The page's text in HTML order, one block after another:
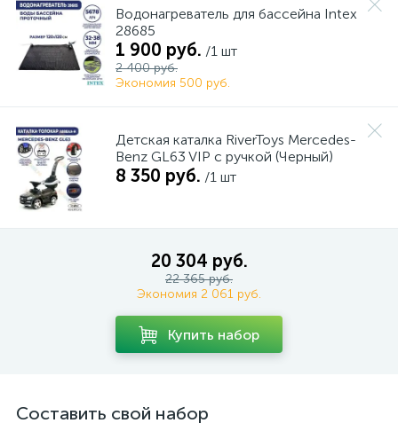
Водонагреватель для бассейна Intex
28685
1 900 руб. /1 шт
2 400 руб.
Экономия 500 руб.
Детская каталка RiverToys Mercedes-
Benz GL63 VIP c ручкой (Черный)
8 350 руб. /1 шт
20 304 руб.
22 365 руб.
Экономия 2 061 руб.
Купить набор
Составить свой набор